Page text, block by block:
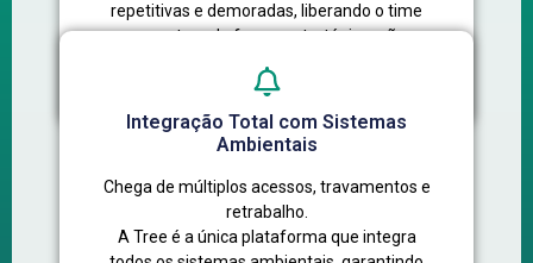
repetitivas e demoradas, liberando o time
para atuar de forma estratégica, não
Integração Total com Sistemas
Ambientais
Chega de múltiplos acessos, travamentos e
retrabalho.
A Tree é a única plataforma que integra